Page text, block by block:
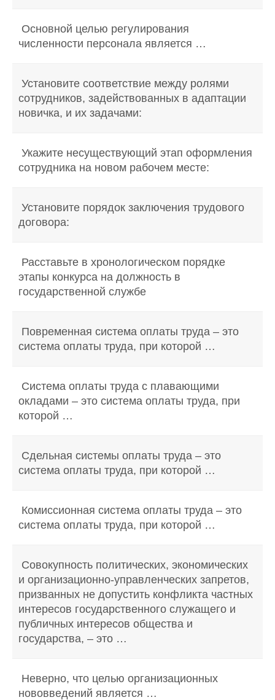
Основной целью регулирования
численности персонала является …
Установите соответствие между ролями
сотрудников, задействованных в адаптации
новичка, и их задачами:
Укажите несуществующий этап оформления
сотрудника на новом рабочем месте:
Установите порядок заключения трудового
договора:
Расставьте в хронологическом порядке
этапы конкурса на должность в
государственной службе
Повременная система оплаты труда – это
система оплаты труда, при которой …
Система оплаты труда с плавающими
окладами – это система оплаты труда, при
которой …
Сдельная системы оплаты труда – это
система оплаты труда, при которой …
Комиссионная система оплаты труда – это
система оплаты труда, при которой …
Совокупность политических, экономических
и организационно-управленческих запретов,
призванных не допустить конфликта частных
интересов государственного служащего и
публичных интересов общества и
государства, – это …
Неверно, что целью организационных
нововведений является …